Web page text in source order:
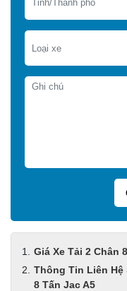
Giá Xe Tải 2 Chân
Thông Tin Liên Hệ
8 Tấn Jac A5